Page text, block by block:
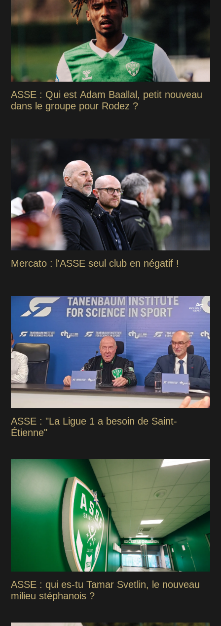
ASSE : Qui est Adam Baallal, petit nouveau
dans le groupe pour Rodez ?
Mercato : l'ASSE seul club en négatif !
ASSE : "La Ligue 1 a besoin de Saint-
Étienne"
ASSE : qui es-tu Tamar Svetlin, le nouveau
milieu stéphanois ?